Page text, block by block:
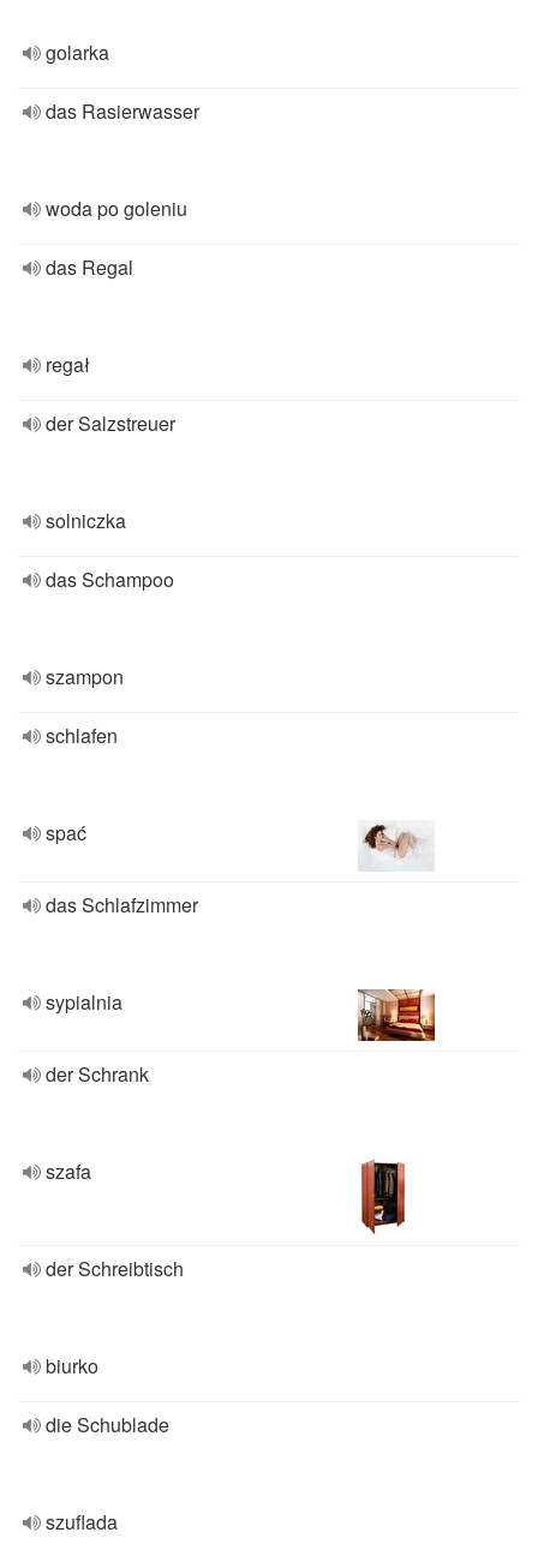
golarka
das Rasierwasser
woda po goleniu
das Regal
regał
der Salzstreuer
solniczka
das Schampoo
szampon
schlafen
spać
das Schlafzimmer
sypialnia
der Schrank
szafa
der Schreibtisch
biurko
die Schublade
szuflada